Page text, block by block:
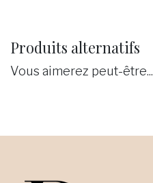
Produits alternatifs
Vous aimerez peut-être...